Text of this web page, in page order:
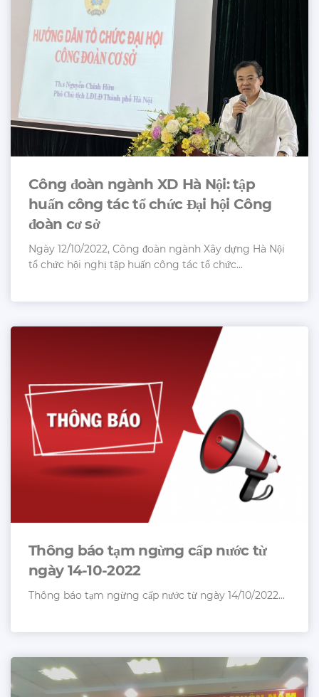
Công đoàn ngành XD Hà Nội: tập
huấn công tác tổ chức Đại hội Công
đoàn cơ sở
Ngày 12/10/2022, Công đoàn ngành Xây dựng Hà Nội
tổ chức hội nghị tập huấn công tác tổ chức...
Thông báo tạm ngừng cấp nước từ
ngày 14-10-2022
Thông báo tạm ngừng cấp nước từ ngày 14/10/2022...